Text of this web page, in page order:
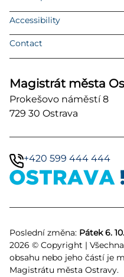
Accessibility
Contact
Magistrát města
Prokešovo náměstí 8
729 30 Ostrava
+420 599 444 444
Poslední změna: Pátek 6.
2026 © Copyright |
obsahu nebo jeho částí je
Magistrátu města Ostravy.